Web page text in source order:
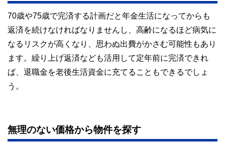
70歳や75歳で完済する計画だと年金生活になってからも
返済を続けなければなりませんし、高齢になるほど病気に
なるリスクが高くなり、思わぬ出費がかさむ可能性もあり
ます。繰り上げ返済なども活用して定年前に完済できれ
ば、退職金を老後生活資金に充てることもできるでしょ
う。
無理のない価格から物件を探す